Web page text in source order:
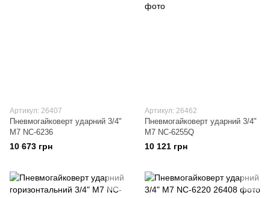
Артикул: 26407
Пневмогайковерт ударний 3/4"
M7 NC-6236
10 673 грн
Артикул: 26462
Пневмогайковерт ударний 3/4"
M7 NC-6255Q
10 121 грн